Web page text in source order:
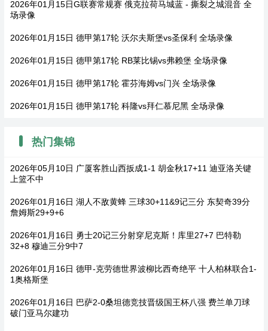
2026年01月15日G联赛常规赛 俄克拉荷马城蓝 - 撕裂之城混音 全
场录像
2026年01月15日 德甲第17轮 沃尔夫斯堡vs圣保利 全场录像
2026年01月15日 德甲第17轮 RB莱比锡vs弗赖堡 全场录像
2026年01月15日 德甲第17轮 霍芬海姆vs门兴 全场录像
2026年01月15日 德甲第17轮 科隆vs拜仁慕尼黑 全场录像
热门集锦
2026年05月10日 广厦客胜山西扳成1-1 胡金秋17+11 迪亚洛关键
上篮不中
2026年01月16日 湖人不敌黄蜂 三球30+11&9记三分 东契奇39分
詹姆斯29+9+6
2026年01月16日 勇士20记三分射穿尼克斯！库里27+7 巴特勒
32+8 穆迪三分9中7
2026年01月16日 德甲-克劳德世界波柳比西奇绝平 十人柏林联合1-
1奥格斯堡
2026年01月16日 巴萨2-0桑坦德竞技晋级国王杯八强 费兰单刀球
破门亚马尔建功